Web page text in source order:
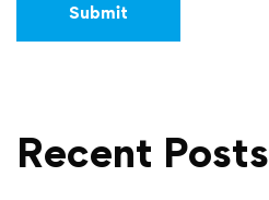
Recent Posts